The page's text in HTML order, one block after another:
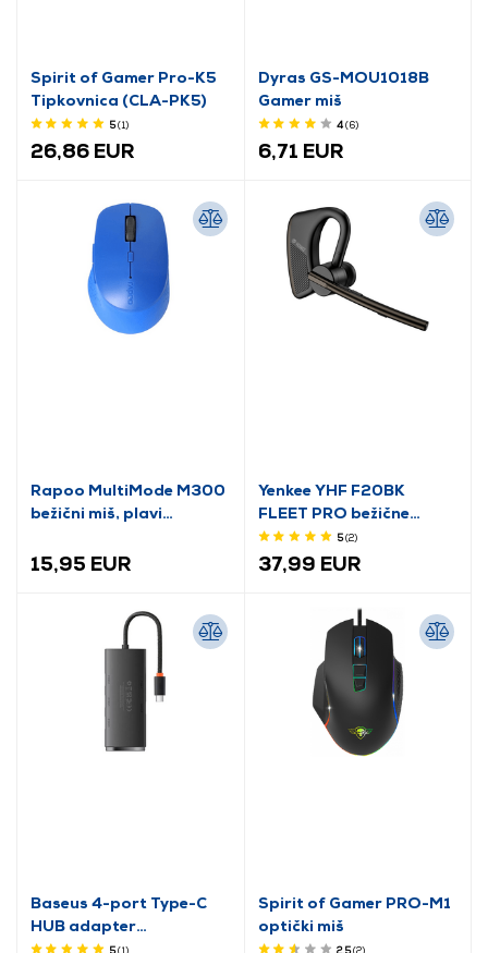
Spirit of Gamer Pro-K5
Tipkovnica (CLA-PK5)
5(1)
26,86 EUR
Dyras GS-MOU1018B
Gamer miš
4(6)
6,71 EUR
Rapoo MultiMode M300
bežični miš, plavi
15,95 EUR
Yenkee YHF F20BK
FLEET PRO bežične
handsfree slušalice
5(2)
37,99 EUR
Baseus 4-port Type-C
HUB adapter
(WKQX030301)
5(1)
Spirit of Gamer PRO-M1
optički miš
2.5(2)